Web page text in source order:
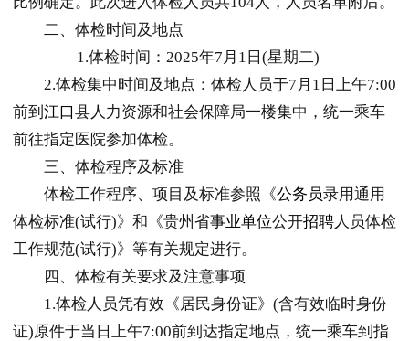
二、体检时间及地点
1.体检时间：2025年7月1日(星期二)
2.体检集中时间及地点：体检人员于7月1日上午7:00
前到 江口县人力资源和社会保障局一楼集中，统一乘车
前往指定医院参加体检。
三、体检程序及标准
体检工作程序、项目及标准参照《公务员录用通用
体检标准(试行)》和《贵州省事业单位公开招聘人员体检
工作规范(试行)》等有关规定进行。
四、体检有关要求及注意事项
1.体检人员凭有效《居民身份证》(含有效临时身份
证)原件于当日上午7:00前到达指定地点，统一乘车到指